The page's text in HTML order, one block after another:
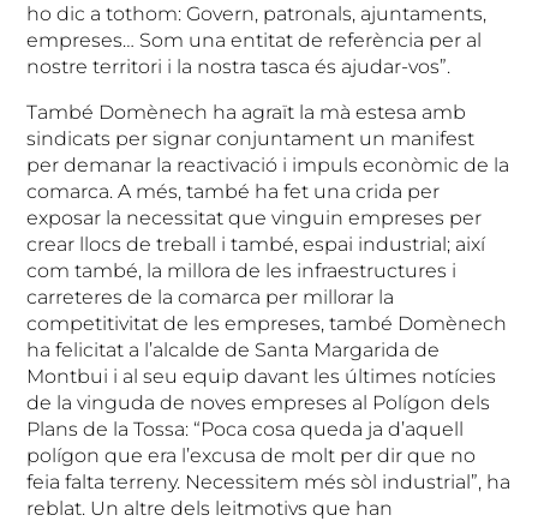
ho dic a tothom: Govern, patronals, ajuntaments,
empreses… Som una entitat de referència per al
nostre territori i la nostra tasca és ajudar-vos”.
També Domènech ha agraït la mà estesa amb
sindicats per signar conjuntament un manifest
per demanar la reactivació i impuls econòmic de la
comarca. A més, també ha fet una crida per
exposar la necessitat que vinguin empreses per
crear llocs de treball i també, espai industrial; així
com també, la millora de les infraestructures i
carreteres de la comarca per millorar la
competitivitat de les empreses, també Domènech
ha felicitat a l’alcalde de Santa Margarida de
Montbui i al seu equip davant les últimes notícies
de la vinguda de noves empreses al Polígon dels
Plans de la Tossa: “Poca cosa queda ja d’aquell
polígon que era l’excusa de molt per dir que no
feia falta terreny. Necessitem més sòl industrial”, ha
reblat. Un altre dels leitmotivs que han